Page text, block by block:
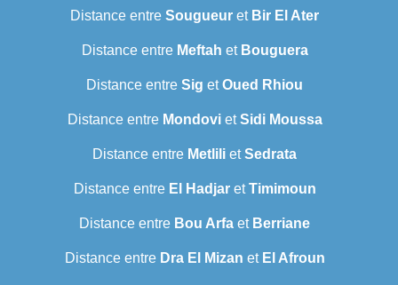
Distance entre Sougueur et Bir El Ater
Distance entre Meftah et Bouguera
Distance entre Sig etOued Rhiou
Distance entre MondovietSidi Moussa
Distance entre Metlili etSedrata
Distance entre El HadjaretTimimoun
Distance entre Bou Arfa et Berriane
Distance entre Dra El Mizan et El Afroun